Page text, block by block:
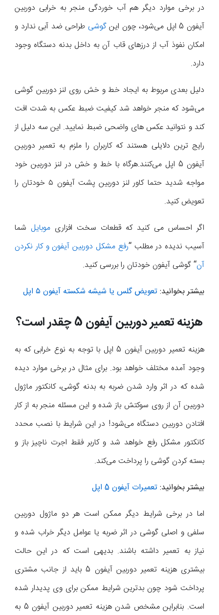
در برخی موارد دیگر هم آب خوردگی منجر به خرابی دوربین
آیفون 5 اپل می‌شود، چون این
گوشی طراحی ضد آبی ندارد و
امکان نفوذ آب از درزهای قاب آن به داخل بدنه دستگاه وجود
دارد.
دلیل بعدی مربوط به ایجاد خط و خش روی لنز دوربین گوشی
می‌شود که منجر خواهد شد کیفیت ضبط عکس به شدت افت
کند و نتوانید عکس های واضحی ضبط نمایید. این سه دلیل از
رایج ترین دلایلی هستند که کاربران را ملزم به تعمیر دوربین
آیفون 5 اپل می‌کنند.هرگاه با خط و خش در لنز دوربین خود
مواجه شدید حتما کاور لنز دوربین پشت آیفون ۵ خودتان را
تعویض کنید.
اگر احساس می کنید که قطعات سخت افزاری موبایل شما
آسیب ندیده در مطلب“رفع مشکل دوربین آیفون و کار نکردن
آن“گوشی آیفون خودتان را بررسی کنید.
بیشتر بخوانید:تعویض گلس یا شیشه شکسته آیفون ۵ اپل
هزینه تعمیر دوربین آیفون 5 چقدر است؟
هزینه تعمیر دوربین آیفون 5 اپل با توجه به نوع خرابی که به
وجود آمده مختلف خواهد بود. برای مثال در برخی موارد دیده
شده که در اثر وارد شدن ضربه به بدنه گوشی، کانکتور ماژول
دوربین آن از روی سوکتش باز شده و این مسئله منجر به از کار
افتادن دوربین دستگاه می‌شود! در این شرایط با نصب محدد
کانکتور مشکل رفع خواهد شد و کاربر فقط اجرت ناچیز باز و
بسته کردن گوشی را پرداخت می‌کند.
بیشتر بخوانید:تعمیرات آیفون 5 اپل
اما در برخی شرایط دیگر ممکن است هر دو ماژول دوربین
سلفی و اصلی گوشی در اثر ضربه یا عوامل دیگر خراب شده و
نیاز به تعمیر داشته باشند. بدیهی است که در این حالت
بیشتری هزینه تعمیر دوربین آیفون 5 باید از جانب مشتری
پرداخت شود چون بدترین شرایط ممکن برای وی پدیدار شده
است. بنابراین مشخص شدن هزینه تعمیر دوربین آیفون 5 به